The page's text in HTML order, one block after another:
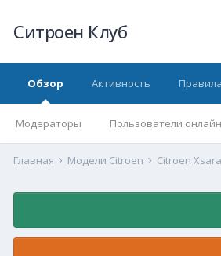
Ситроен Клуб
Обзор
Модераторы Пользователи онлайн
Активность Правила
Главная Модели Citroen Citroen